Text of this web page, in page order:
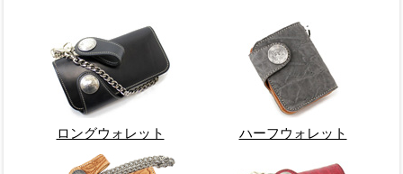
ロングウォレット ハーフウォレット